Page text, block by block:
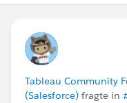
Tableau Community
(Salesforce) fragte in